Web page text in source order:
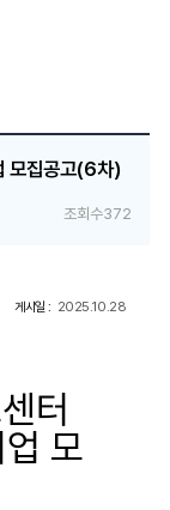
모집공고(6차)
조회수372
게시일 : 2025.10.28
터
모